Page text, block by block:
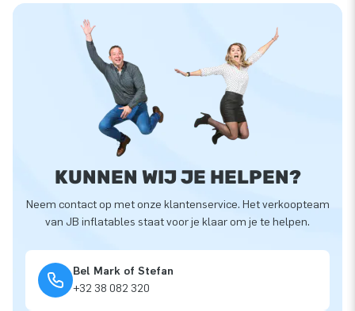
KUNNEN WIJ JE HELPEN?
Neem contact op met onze klantenservice. Het verkoopteam
van JB inflatables staat voor je klaar om je te helpen.
Bel Mark of Stefan
+32 38 082 320